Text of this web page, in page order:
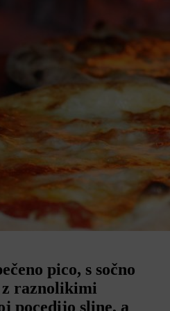
pico, s sočno
z raznolikimi
pocedijo sline, a